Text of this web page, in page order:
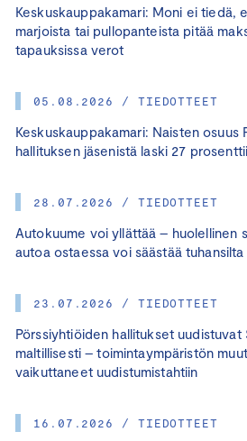
Keskuskauppakamari: Moni ei tiedä,
marjoista tai pullopanteista pitää
tapauksissa verot
05.08.2026 / TIEDOTTEET
Keskuskauppakamari: Naisten
hallituksen jäsenistä laski 27
28.07.2026 / TIEDOTTEET
Autokuume voi yllättää – huolellinen
autoa ostaessa voi säästää
23.07.2026 / TIEDOTTEET
Pörssiyhtiöiden hallitukset uudistuvat
maltillisesti – toimintaympäristön
vaikuttaneet uudistumistahtiin
16.07.2026 / TIEDOTTEET